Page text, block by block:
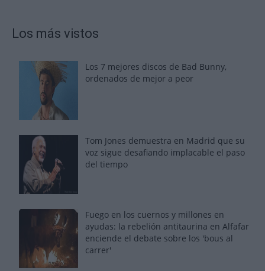
Los más vistos
Los 7 mejores discos de Bad Bunny,
ordenados de mejor a peor
Tom Jones demuestra en Madrid que su
voz sigue desafiando implacable el paso
del tiempo
Fuego en los cuernos y millones en
ayudas: la rebelión antitaurina en Alfafar
enciende el debate sobre los 'bous al
carrer'